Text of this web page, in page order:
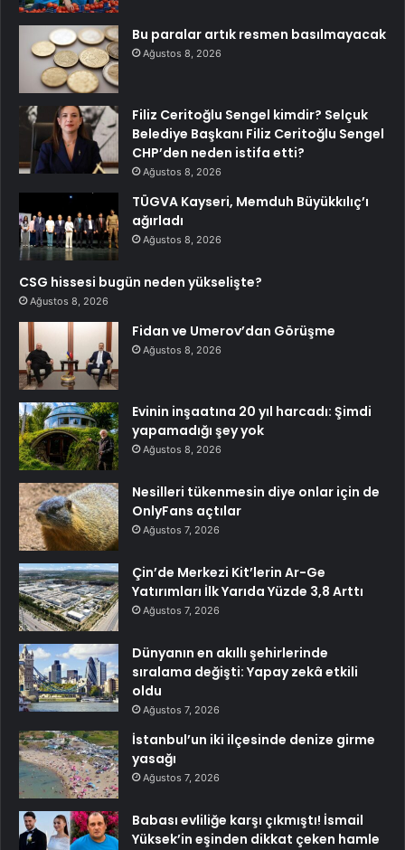
Bu paralar artık resmen basılmayacak
Ağustos 8, 2026
Filiz Ceritoğlu Sengel kimdir? Selçuk
Belediye Başkanı Filiz Ceritoğlu Sengel
CHP’den neden istifa etti?
Ağustos 8, 2026
TÜGVA Kayseri, Memduh Büyükkılıç’ı
ağırladı
Ağustos 8, 2026
CSG hissesi bugün neden yükselişte?
Ağustos 8, 2026
Fidan ve Umerov’dan Görüşme
Ağustos 8, 2026
Evinin inşaatına 20 yıl harcadı: Şimdi
yapamadığı şey yok
Ağustos 8, 2026
Nesilleri tükenmesin diye onlar için de
OnlyFans açtılar
Ağustos 7, 2026
Çin’de Merkezi Kit’lerin Ar-Ge
Yatırımları İlk Yarıda Yüzde 3,8 Arttı
Ağustos 7, 2026
Dünyanın en akıllı şehirlerinde
sıralama değişti: Yapay zekâ etkili
oldu
Ağustos 7, 2026
İstanbul’un iki ilçesinde denize girme
yasağı
Ağustos 7, 2026
Babası evliliğe karşı çıkmıştı! İsmail
Yüksek’in eşinden dikkat çeken hamle